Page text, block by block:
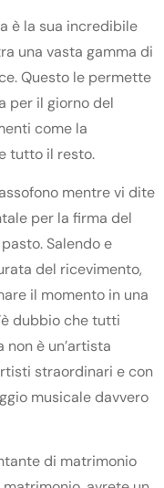
è la sua incredibile
una vasta gamma di
Questo le permette
per il giorno del
come la
tutto il resto.
mentre vi dite
per la firma del
Salendo e
del ricevimento,
il momento in una
dubbio che tutti
non è un’artista
straordinari e con
musicale davvero
di matrimonio